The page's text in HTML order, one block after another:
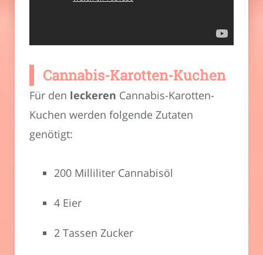
Cannabis-Karotten-Kuchen
Für den leckeren Cannabis-Karotten-
Kuchen werden folgende Zutaten
genötigt:
200 Milliliter Cannabisöl
4 Eier
2 Tassen Zucker